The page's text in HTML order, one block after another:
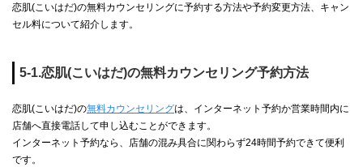
恋肌(こいはだ)の無料カウンセリングに予約する方法や予約変更方法、キャン
セル料について紹介します。
5-1.恋肌(こいはだ)の無料カウンセリング予約方法
恋肌(こいはだ)の無料カウンセリングは、インターネット予約か営業時間内に
店舗へ直接電話して申し込むことができます。
インターネット予約なら、店舗の混み具合に関わらず24時間予約できて便利
です。